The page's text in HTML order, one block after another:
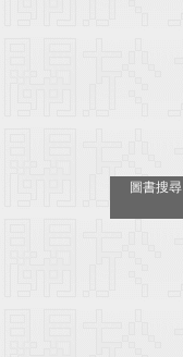
圖書搜尋